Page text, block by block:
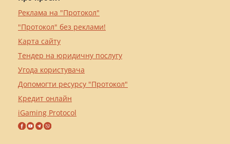
Реклама на "Протокол"
"Протокол" без реклами!
Карта сайту
Тендер на юридичну послугу
Угода користувача
Допомогти ресурсу "Протокол"
Кредит онлайн
iGaming Protocol